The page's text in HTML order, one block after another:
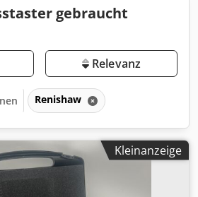
gebraucht
Relevanz
Renishaw
Kleinanzeige